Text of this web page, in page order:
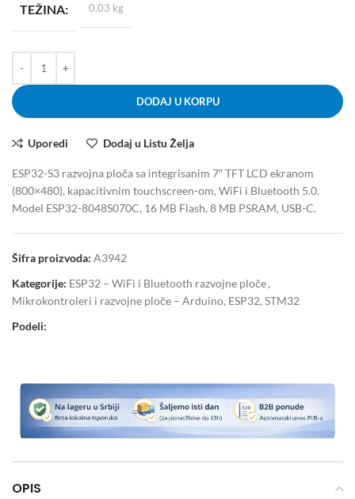
TEŽINA 0.03 kg
DODAJ U KORPU
Uporedi Dodaj u Listu Želja
ESP32-S3 razvojna ploča sa integrisanim 7″ TFT LCD ekranom
(800×480), kapacitivnim touchscreen-om, WiFi i Bluetooth 5.0.
Model ESP32-8048S070C, 16 MB Flash, 8 MB PSRAM, USB-C.
Šifra proizvoda: A3942
Kategorije: ESP32 – WiFi i Bluetooth razvojne ploče,
Mikrokontroleri i razvojne ploče – Arduino, ESP32, STM32
Podeli:
OPIS